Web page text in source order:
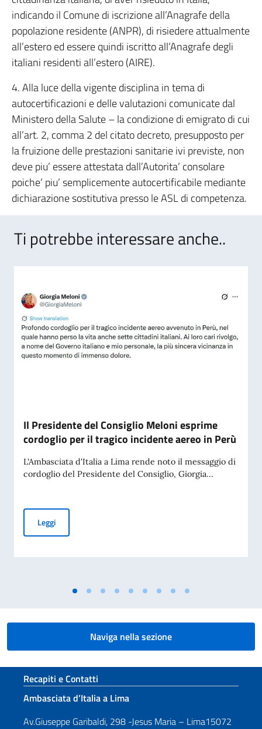
indicando il Comune di iscrizione all’Anagrafe della
popolazione residente (ANPR), di risiedere attualmente
all’estero ed essere quindi iscritto all’Anagrafe degli
italiani residenti all’estero (AIRE).
4. Alla luce della vigente disciplina in tema di
autocertificazioni e delle valutazioni comunicate dal
Ministero della Salute – la condizione di emigrato di cui
all’art. 2, comma 2 del citato decreto, presupposto per
la fruizione delle prestazioni sanitarie ivi previste, non
deve piu’ essere attestata dall’Autorita’ consolare
poiche’ piu’ semplicemente autocertificabile mediante
dichiarazione sostitutiva presso le ASL di competenza.
Ti potrebbe interessare anche..
Il Presidente del Consiglio Meloni esprime
cordoglio per il tragico incidente aereo in Perù
L'Ambasciata d'Italia a Lima rende noto il messaggio di
cordoglio del Presidente del Consiglio, Giorgia...
LeggiIl Presidente del Consiglio Meloni esprime cordoglio per il
Naviga nella sezione
Sezione footer
Recapiti e Contatti
Ambasciata d’Italia a Lima
Av.Giuseppe Garibaldi, 298 -Jesus Maria – Lima15072